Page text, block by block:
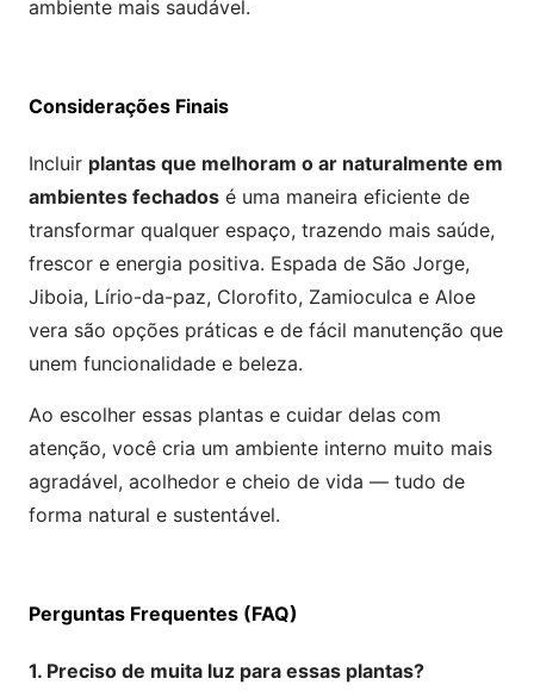
ambiente mais saudável.
Considerações Finais
Incluir plantas que melhoram o ar naturalmente em
ambientes fechados é uma maneira eficiente de
transformar qualquer espaço, trazendo mais saúde,
frescor e energia positiva. Espada de São Jorge,
Jiboia, Lírio-da-paz, Clorofito, Zamioculca e Aloe
vera são opções práticas e de fácil manutenção que
unem funcionalidade e beleza.
Ao escolher essas plantas e cuidar delas com
atenção, você cria um ambiente interno muito mais
agradável, acolhedor e cheio de vida — tudo de
forma natural e sustentável.
Perguntas Frequentes (FAQ)
1. Preciso de muita luz para essas plantas?